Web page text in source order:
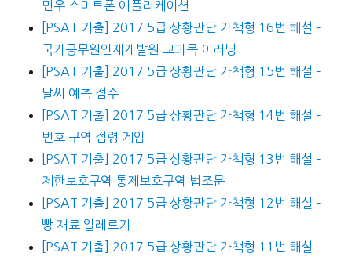
민우 스마트폰 애플리케이션
[PSAT 기출] 2017 5급 상황판단 가책형 16번 해설 –
국가공무원인재개발원 교과목 이러닝
[PSAT 기출] 2017 5급 상황판단 가책형 15번 해설 –
날씨 예측 점수
[PSAT 기출] 2017 5급 상황판단 가책형 14번 해설 –
번호 구역 점령 게임
[PSAT 기출] 2017 5급 상황판단 가책형 13번 해설 –
제한보호구역 통제보호구역 법조문
[PSAT 기출] 2017 5급 상황판단 가책형 12번 해설 –
빵 재료 알레르기
[PSAT 기출] 2017 5급 상황판단 가책형 11번 해설 –